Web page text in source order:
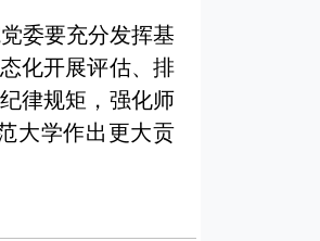
委要充分发挥基
化开展评估、排
律规矩，强化师
大学作出更大贡